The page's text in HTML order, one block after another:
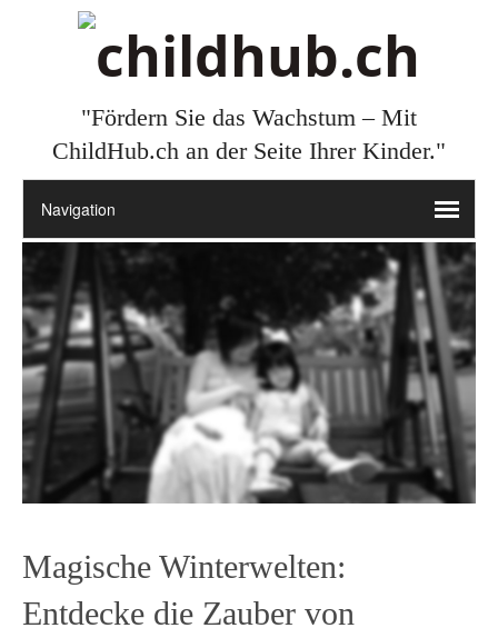
"Fördern Sie das Wachstum – Mit
ChildHub.ch an der Seite Ihrer Kinder."
Magische Winterwelten:
Entdecke die Zauber von